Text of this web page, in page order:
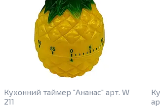
Кухонний таймер "Ананас" арт. W
211